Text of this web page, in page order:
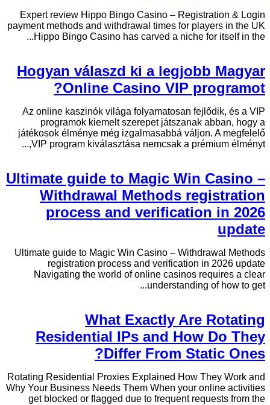
Expert review Hippo Bingo Casino – Registration & Login
payment methods and withdrawal times for players in the UK
Hippo Bingo Casino has carved a niche for itself in the...
Hogyan válaszd ki a legjobb Magyar
Online Casino VIP programot?
Az online kaszinók világa folyamatosan fejlődik, és a VIP
programok kiemelt szerepet játszanak abban, hogy a
játékosok élménye még izgalmasabbá váljon. A megfelelő
VIP program kiválasztása nemcsak a prémium élményt,...
Ultimate guide to Magic Win Casino –
Withdrawal Methods registration
process and verification in 2026
update
Ultimate guide to Magic Win Casino – Withdrawal Methods
registration process and verification in 2026 update
Navigating the world of online casinos requires a clear
understanding of how to get...
What Exactly Are Rotating
Residential IPs and How Do They
Differ From Static Ones?
Rotating Residential Proxies Explained How They Work and
Why Your Business Needs Them When your online activities
get blocked or flagged due to frequent requests from the